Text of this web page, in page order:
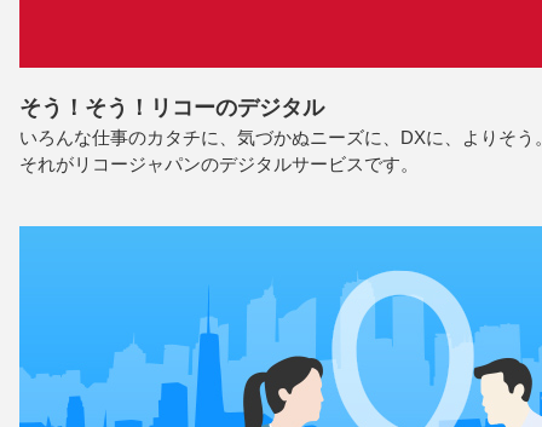
そう！そう！リコーのデジタル
いろんな仕事のカタチに、気づかぬニーズに、DXに、よりそう
それがリコージャパンのデジタルサービスです。